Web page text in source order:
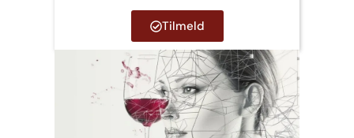
Tilmeld